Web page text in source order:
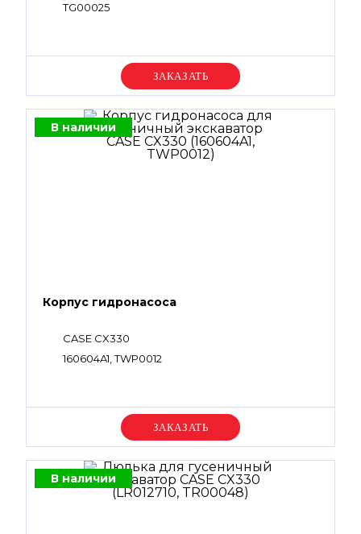
TG00025
Уточняйте цену
В наличии
Корпус гидронасоса
CASE CX330
160604A1, TWP0012
Уточняйте цену
В наличии